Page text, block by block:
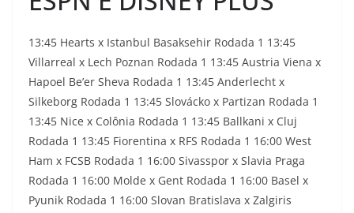
13:45 Hearts x Istanbul Basaksehir Rodada 1 13:45
Villarreal x Lech Poznan Rodada 1 13:45 Austria Viena x
Hapoel Be’er Sheva Rodada 1 13:45 Anderlecht x
Silkeborg Rodada 1 13:45 Slovácko x Partizan Rodada 1
13:45 Nice x Colônia Rodada 1 13:45 Ballkani x Cluj
Rodada 1 13:45 Fiorentina x RFS Rodada 1 16:00 West
Ham x FCSB Rodada 1 16:00 Sivasspor x Slavia Praga
Rodada 1 16:00 Molde x Gent Rodada 1 16:00 Basel x
Pyunik Rodada 1 16:00 Slovan Bratislava x Zalgiris